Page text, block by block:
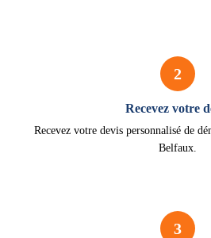
2
Recevez votre
Recevez votre devis personnalisé de
Belfaux.
3